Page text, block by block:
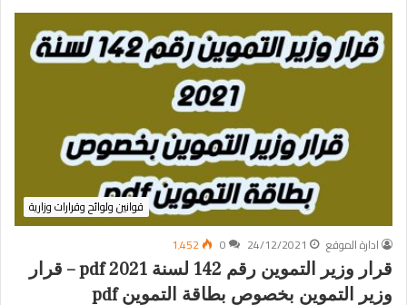
قوانين ولوائح وقرارات وزارية
ادارة الموقع
24/12/2021
0 1٬452
قرار وزير التموين رقم 142 لسنة 2021 pdf – قرار
وزير التموين بخصوص بطاقة التموين pdf